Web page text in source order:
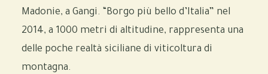
Madonie, a Gangi. “Borgo più bello d’Italia” nel
2014, a 1000 metri di altitudine, rappresenta una
delle poche realtà siciliane di viticoltura di
montagna.